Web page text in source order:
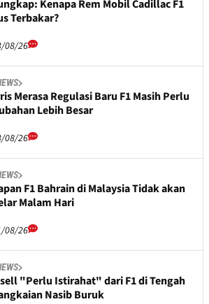
Kenapa Rem Mobil Cadillac F1
Terbakar?
08/26
Merasa Regulasi Baru F1 Masih Perlu
Lebih Besar
08/26
F1 Bahrain di Malaysia Tidak akan
Malam Hari
08/26
"Perlu Istirahat" dari F1 di Tengah
Nasib Buruk